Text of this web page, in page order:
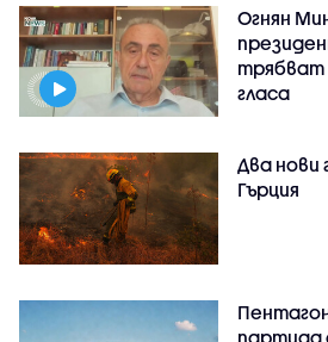
Огнян
трябват
гласа
Два нови
Гърция